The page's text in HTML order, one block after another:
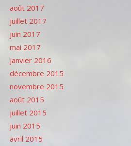
août 2017
juillet 2017
juin 2017
mai 2017
janvier 2016
décembre 2015
novembre 2015
août 2015
juillet 2015
juin 2015
avril 2015